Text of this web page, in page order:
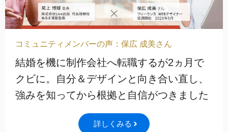
コミュニティメンバーの声：保広 成美さん
結婚を機に制作会社へ転職するが2ヵ月で
クビに。自分＆デザインと向き合い直し、
強みを知ってから根拠と自信がつきました
詳しくみる